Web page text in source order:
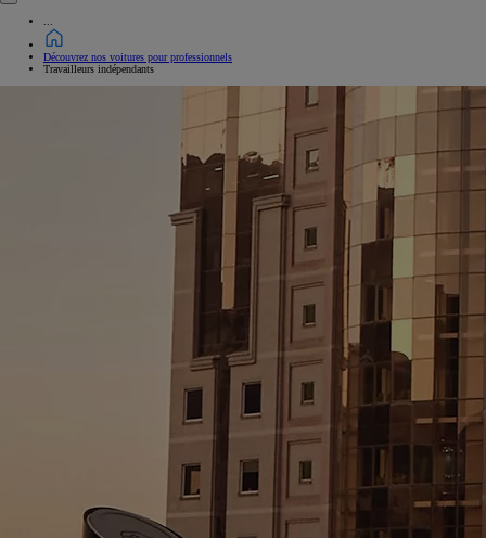
Découvrez nos voitures pour professionnels
Travailleurs indépendants